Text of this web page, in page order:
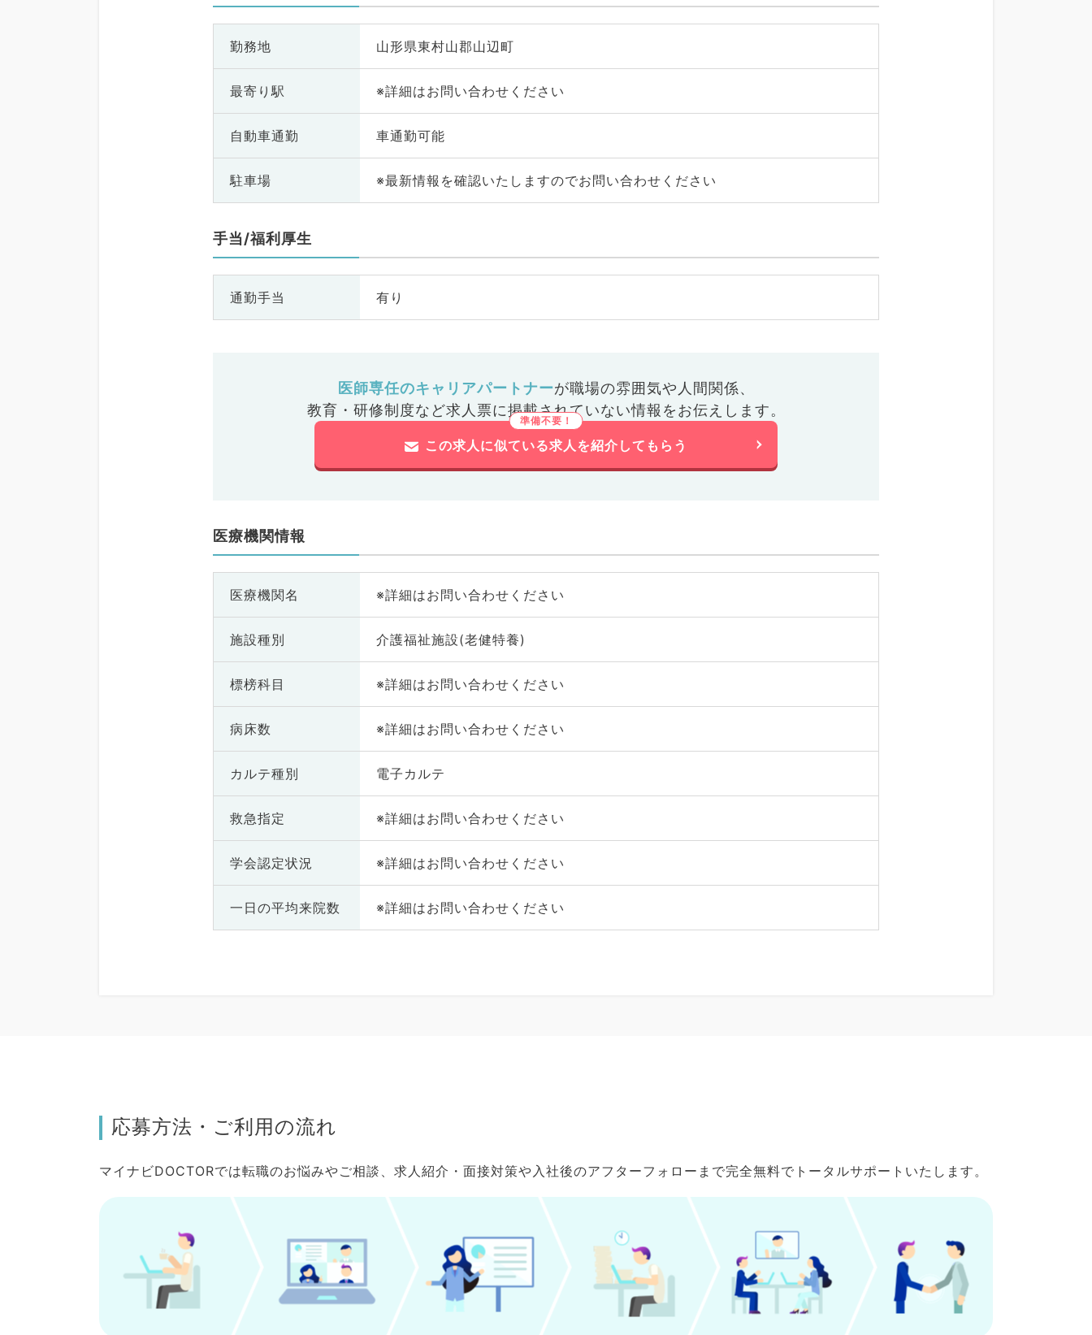
勤務地 山形県東村山郡山辺町
最寄り駅 ※詳細はお問い合わせください
自動車通勤 車通勤可能
駐車場 ※最新情報を確認いたしますのでお問い合わせください
手当/福利厚生
通勤手当 有り
医師専任のキャリアパートナーが職場の雰囲気や人間関係、
教育・研修制度など求人票に掲載されていない情報をお伝えします。
この求人に似ている求人を紹介してもらう
医療機関情報
医療機関名 ※詳細はお問い合わせください
施設種別 介護福祉施設(老健特養)
標榜科目 ※詳細はお問い合わせください
病床数 ※詳細はお問い合わせください
カルテ種別 電子カルテ
救急指定 ※詳細はお問い合わせください
学会認定状況 ※詳細はお問い合わせください
一日の平均来院数 ※詳細はお問い合わせください
応募方法・ご利用の流れ
マイナビDOCTORでは転職のお悩みやご相談、求人紹介・面接対策や入社後のアフターフォローまで完全無料でトータルサポートいたします。